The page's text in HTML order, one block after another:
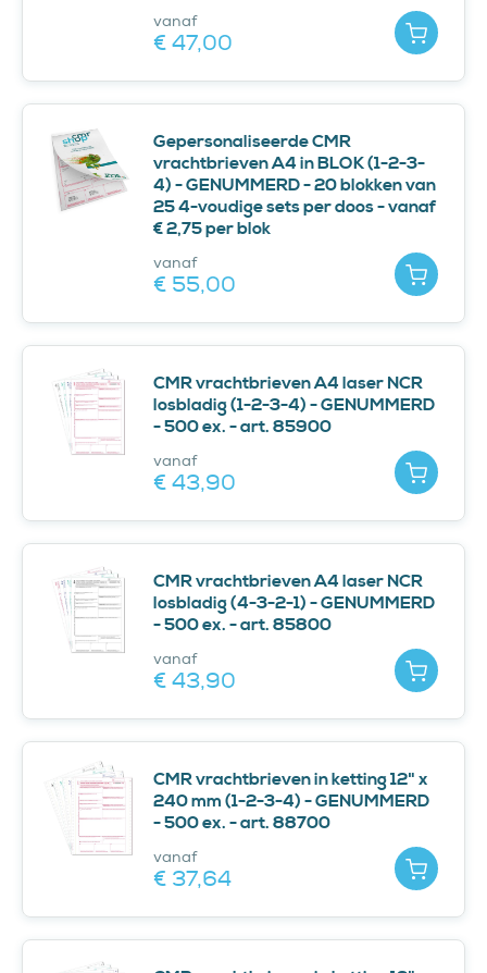
vanaf
€ 47,00
Gepersonaliseerde CMR
vrachtbrieven A4 in BLOK (1-2-3-
4) - GENUMMERD - 20 blokken van
25 4-voudige sets per doos - vanaf
€ 2,75 per blok
vanaf
€ 55,00
CMR vrachtbrieven A4 laser NCR
losbladig (1-2-3-4) - GENUMMERD
- 500 ex. - art. 85900
vanaf
€ 43,90
CMR vrachtbrieven A4 laser NCR
losbladig (4-3-2-1) - GENUMMERD
- 500 ex. - art. 85800
vanaf
€ 43,90
CMR vrachtbrieven in ketting 12" x
240 mm (1-2-3-4) - GENUMMERD
- 500 ex. - art. 88700
vanaf
€ 37,64